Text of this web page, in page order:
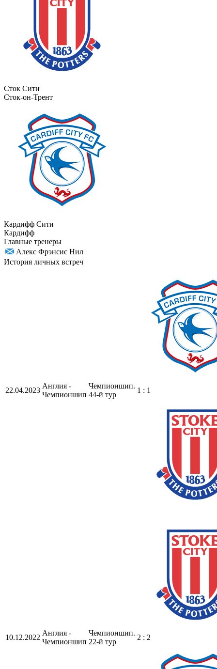
Сток Сити
Сток-он-Трент
Кардифф Сити
Кардифф
Главные тренеры
Алекс Фрэнсис Нил
История личных встреч
22.04.2023
Англия -
Чемпионшип
Чемпионшип.
44-й тур
1 : 1
10.12.2022
Англия -
Чемпионшип
Чемпионшип.
22-й тур
2 : 2